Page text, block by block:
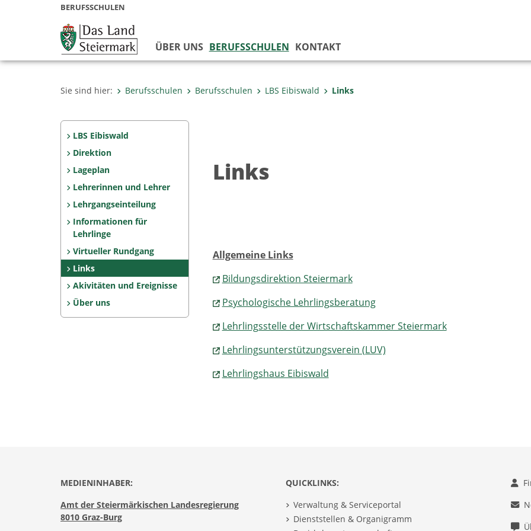
BERUFSSCHULEN
ÜBER UNS BERUFSSCHULEN KONTAKT
Sie sind hier: Berufsschulen Berufsschulen LBS Eibiswald Links
LBS Eibiswald
Direktion
Lageplan
Lehrerinnen und Lehrer
Lehrgangseinteilung
Informationen für
Lehrlinge
Virtueller Rundgang
Links
Akivitäten und Ereignisse
Über uns
Links
Allgemeine Links
Bildungsdirektion Steiermark
Psychologische Lehrlingsberatung
Lehrlingsstelle der Wirtschaftskammer Steiermark
Lehrlingsunterstützungsverein (LUV)
Lehrlingshaus Eibiswald
MEDIENINHABER:
Amt der Steiermärkischen Landesregierung
8010 Graz-Burg
QUICKLINKS:
Verwaltung & Serviceportal
Dienststellen & Organigramm